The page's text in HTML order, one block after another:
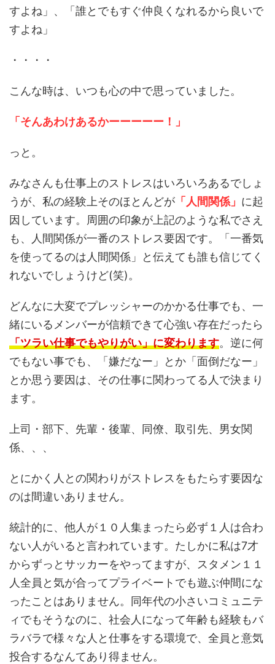
すよね」、「誰とでもすぐ仲良くなれるから良いで
すよね」
・・・・
こんな時は、いつも心の中で思っていました。
「そんあわけあるかーーーーー！」
っと。
みなさんも仕事上のストレスはいろいろあるでしょ
うが、私の経験上そのほとんどが 「人間関係」 に起
因しています。周囲の印象が上記のような私でさえ
も、人間関係が一番のストレス要因です。「一番気
を使ってるのは人間関係」と伝えても誰も信じてく
れないでしょうけど(笑)。
どんなに大変でプレッシャーのかかる仕事でも、一
緒にいるメンバーが信頼できて心強い存在だったら
「ツラい仕事でもやりがい」に変わります。逆に何
でもない事でも、「嫌だなー」とか「面倒だなー」
とか思う要因は、その仕事に関わってる人で決まり
ます。
上司・部下、先輩・後輩、同僚、取引先、男女関
係、、、
とにかく人との関わりがストレスをもたらす要因な
のは間違いありません。
統計的に、他人が１０人集まったら必ず１人は合わ
ない人がいると言われています。たしかに私は7才
からずっとサッカーをやってますが、スタメン１１
人全員と気が合ってプライベートでも遊ぶ仲間にな
ったことはありません。同年代の小さいコミュニテ
ィでもそうなのに、社会人になって年齢も経験もバ
ラバラで様々な人と仕事をする環境で、全員と意気
投合するなんてあり得ません。